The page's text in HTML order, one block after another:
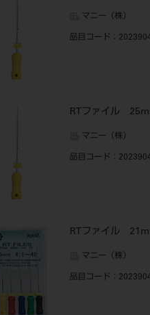
マニー（株）
品目コード ：
RTファイル
マニー（株）
品目コード ：
RTファイル
マニー（株）
品目コード ：